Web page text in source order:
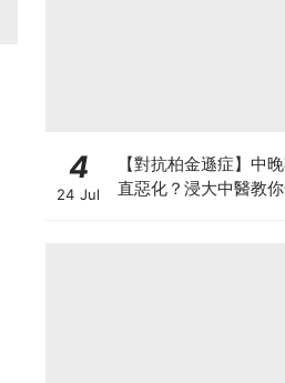
4
24 Jul
【對抗柏金遜症】中
直惡化？浸大中醫教